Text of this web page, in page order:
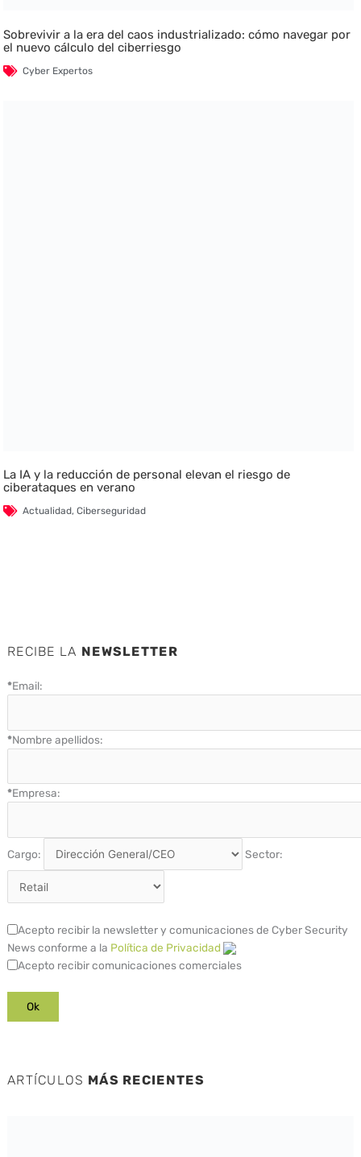
Sobrevivir a la era del caos industrializado: cómo navegar por
el nuevo cálculo del ciberriesgo
Cyber Expertos
La IA y la reducción de personal elevan el riesgo de
ciberataques en verano
Actualidad,Ciberseguridad
RECIBE LA NEWSLETTER
*Email:
*Nombre apellidos:
*Empresa:
Cargo: Sector:
Acepto recibir la newsletter y comunicaciones de Cyber Security
News conforme a la Política de Privacidad
Acepto recibir comunicaciones comerciales
ARTÍCULOS MÁS RECIENTES